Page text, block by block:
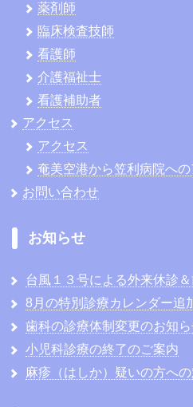
薬剤師
臨床検査技師
看護師
介護福祉士
看護補助者
アクセス
アクセス
奄美空港から笠利病院への
お問い合わせ
お知らせ
台風１３号による外来休診
8月の特別診療カレンダー追
歯科の診療体制変更のお知ら
小児科診療の終了のご案内
麻疹（はしか）疑いの方へ